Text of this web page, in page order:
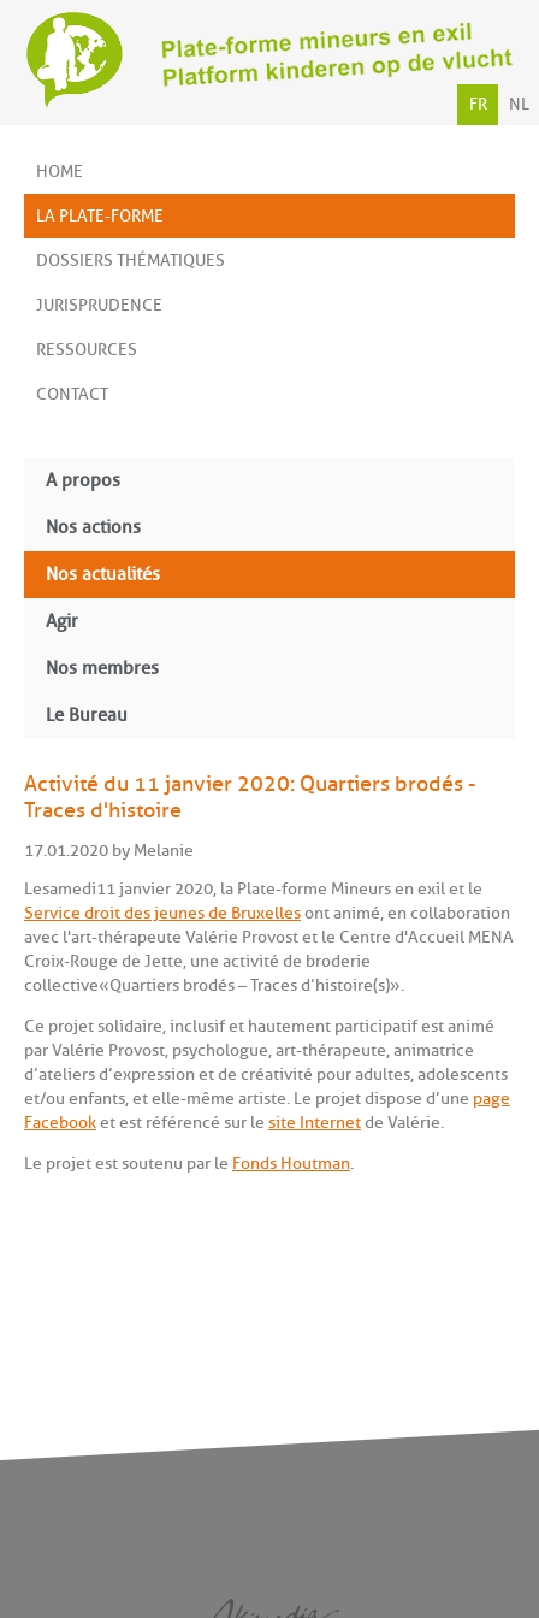
FR NL
HOME
LA PLATE-FORME
DOSSIERS THÉMATIQUES
JURISPRUDENCE
RESSOURCES
CONTACT
A propos
Nos actions
Nos actualités
Agir
Nos membres
Le Bureau
Activité du 11 janvier 2020: Quartiers brodés -
Traces d'histoire
17.01.2020 by Melanie
Le samedi 11 janvier 2020, la Plate-forme Mineurs en exil et le
Service droit des jeunes de Bruxellesont animé, en collaboration
avec l'art-thérapeute Valérie Provost et le Centre d'Accueil MENA
Croix-Rouge de Jette, une activité de broderie
collective « Quartiers brodés – Traces d’histoire(s)».
Ce projet solidaire, inclusif et hautement participatif est animé
par Valérie Provost, psychologue, art-thérapeute, animatrice
d’ateliers d’expression et de créativité pour adultes, adolescents
et/ou enfants, et elle-même artiste. Le projet dispose d’une page
Facebooket est référencé sur le site Internetde Valérie.
Le projet est soutenu par le Fonds Houtman.